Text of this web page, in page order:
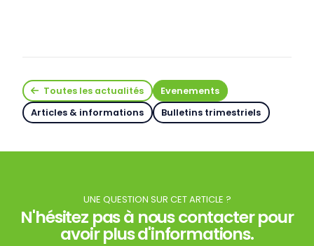
Toutes les actualités
Evenements
Articles & informations
Bulletins trimestriels
UNE QUESTION SUR CET ARTICLE ?
N'hésitez pas à nous contacter pour
avoir plus d'informations.